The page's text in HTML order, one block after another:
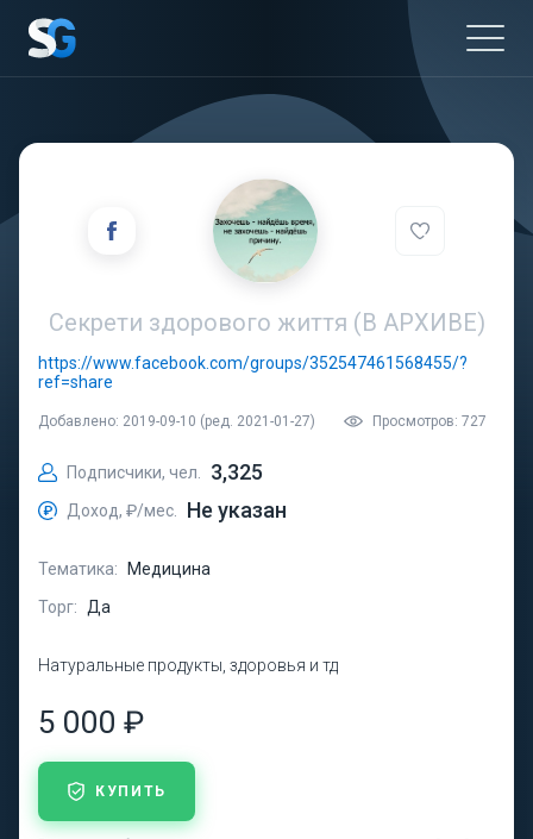
Секрети здорового життя (В АРХИВЕ)
https://www.facebook.com/groups/352547461568455/?
ref=share
Добавлено: 2019-09-10 (ред. 2021-01-27) Просмотров: 727
Подписчики, чел. 3,325
Доход, ₽/мес. Не указан
Тематика:
Медицина
Торг:
Да
Натуральные продукты, здоровья и тд
5 000 ₽
КУПИТЬ